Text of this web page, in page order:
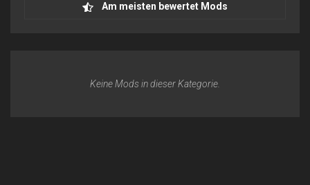
Am meisten bewertet Mods
Keine Mods in dieser Kategorie.